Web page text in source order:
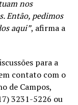
nos
Então, pedimos
aqui”, afirma a
para a
contato com o
de Campos,
3231-5226 ou